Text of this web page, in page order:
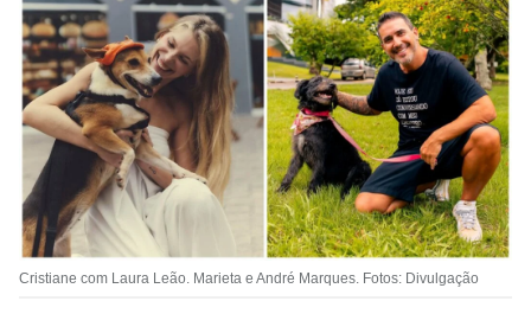
Cristiane com Laura Leão. Marieta e André Marques. Fotos: Divulgação